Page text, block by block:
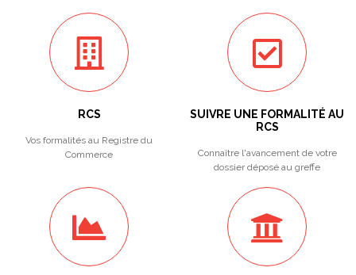
RCS
Vos formalités au Registre du
Commerce
SUIVRE UNE FORMALITÉ AU
RCS
Connaître l'avancement de votre
dossier déposé au greffe